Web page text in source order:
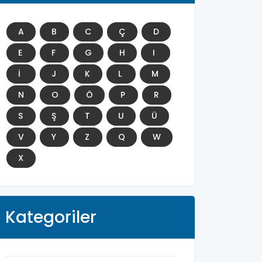
A B C Ç
D
E
F G H
I
İ
J K L
M
N
O Ö P
R
S
Ş T U
Ü
V
Y Z Q
W
X
Kategoriler